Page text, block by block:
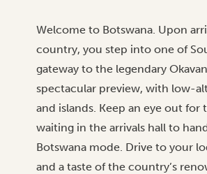
Welcome to Botswana. Upon
country, you step into one of
gateway to the legendary
spectacular preview, with low-
and islands. Keep an eye out
waiting in the arrivals hall to
Botswana mode. Drive to your
and a taste of the country’s